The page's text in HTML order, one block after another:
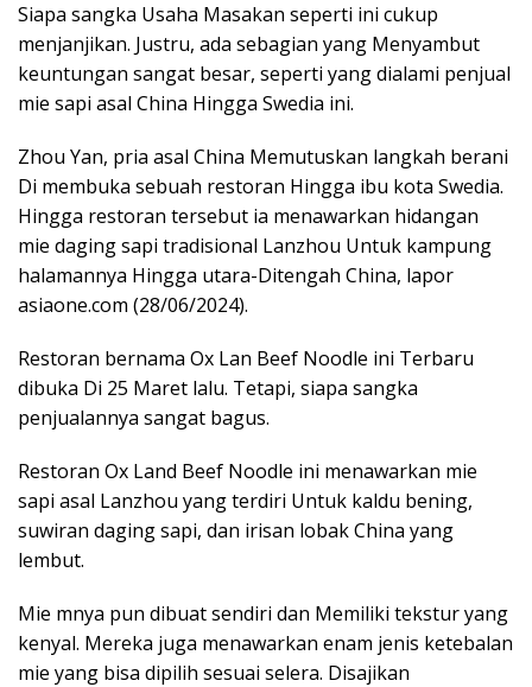
Siapa sangka Usaha Masakan seperti ini cukup
menjanjikan. Justru, ada sebagian yang Menyambut
keuntungan sangat besar, seperti yang dialami penjual
mie sapi asal China Hingga Swedia ini.
Zhou Yan, pria asal China Memutuskan langkah berani
Di membuka sebuah restoran Hingga ibu kota Swedia.
Hingga restoran tersebut ia menawarkan hidangan
mie daging sapi tradisional Lanzhou Untuk kampung
halamannya Hingga utara-Ditengah China, lapor
asiaone.com (28/06/2024).
Restoran bernama Ox Lan Beef Noodle ini Terbaru
dibuka Di 25 Maret lalu. Tetapi, siapa sangka
penjualannya sangat bagus.
Restoran Ox Land Beef Noodle ini menawarkan mie
sapi asal Lanzhou yang terdiri Untuk kaldu bening,
suwiran daging sapi, dan irisan lobak China yang
lembut.
Mie mnya pun dibuat sendiri dan Memiliki tekstur yang
kenyal. Mereka juga menawarkan enam jenis ketebalan
mie yang bisa dipilih sesuai selera. Disajikan